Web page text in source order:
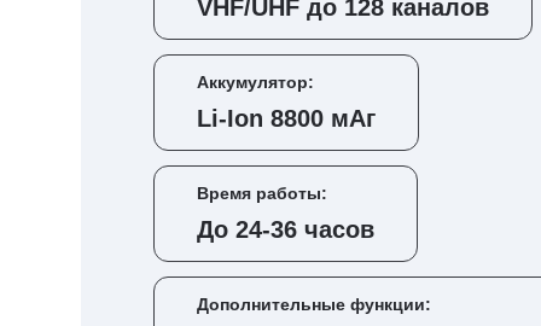
VHF/UHF до 128 каналов
Аккумулятор:
Li-Ion 8800 мАг
Время работы:
До 24-36 часов
Дополнительные функции: